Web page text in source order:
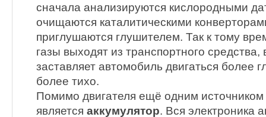
сначала анализируются кислородными
очищаются каталитическими
приглушаются глушителем. Так к тому
газы выходят из транспортного
заставляет автомобиль двигаться более
более тихо.
Помимо двигателя ещё одним
является аккумулятор. Вся электроника